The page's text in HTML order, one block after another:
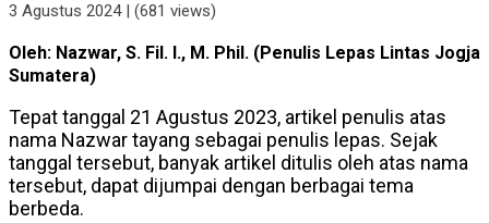
3 Agustus 2024| (681 views)
Oleh: Nazwar, S. Fil. I., M. Phil. (Penulis Lepas Lintas Jogja
Sumatera)
Tepat tanggal 21 Agustus 2023, artikel penulis atas
nama Nazwar tayang sebagai penulis lepas. Sejak
tanggal tersebut, banyak artikel ditulis oleh atas nama
tersebut, dapat dijumpai dengan berbagai tema
berbeda.